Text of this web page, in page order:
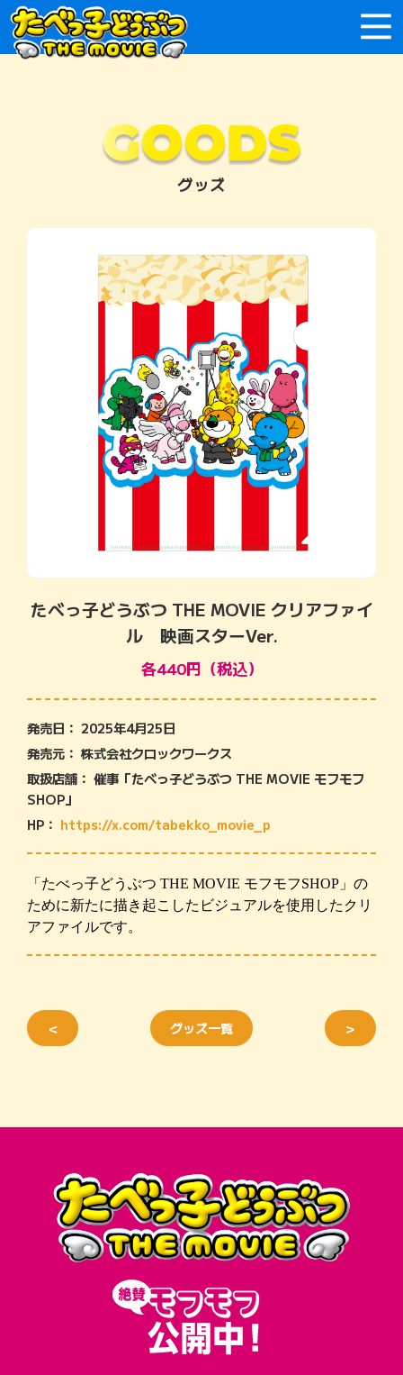
GOODS
グッズ
たべっ子どうぶつ THE MOVIE クリアファイ
ル 映画スターVer.
各440円（税込）
発売日： 2025年4月25日
発売元： 株式会社クロックワークス
取扱店舗： 催事「たべっ子どうぶつ THE MOVIE モフモフ
SHOP」
HP： https://x.com/tabekko_movie_p
「たべっ子どうぶつ THE MOVIE モフモフSHOP」の
ために新たに描き起こしたビジュアルを使用したクリ
アファイルです。
＜ グッズ一覧 ＞